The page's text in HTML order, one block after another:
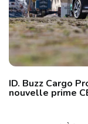
ID. Buzz Cargo
nouvelle prime